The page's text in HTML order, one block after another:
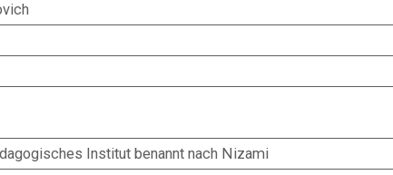
Institut benannt nach Nizami